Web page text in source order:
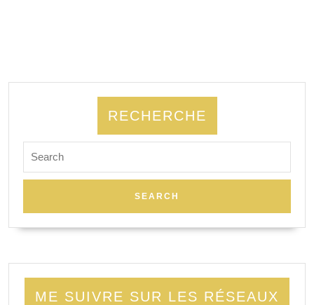
RECHERCHE
for:
ME SUIVRE SUR LES RÉSEAUX